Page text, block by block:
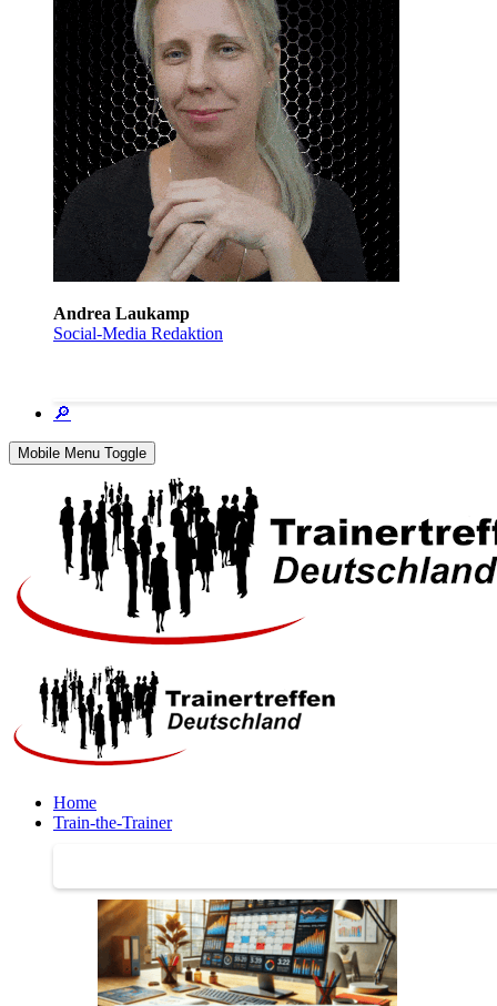
Andrea Laukamp
Social-Media Redaktion
🔎
Mobile Menu Toggle
Home
Train-the-Trainer